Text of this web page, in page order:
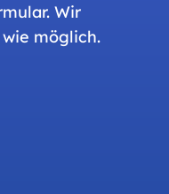
Wir
möglich.